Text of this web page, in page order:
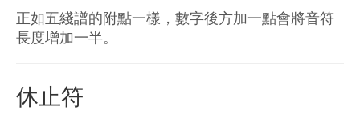
正如五綫譜的附點一樣，數字後方加一點會將音符
長度增加一半。
休止符